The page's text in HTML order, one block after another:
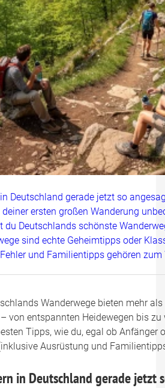
Deutschland gerade jetzt so
ersten großen Wanderung
du Deutschlands schönste
sind echte Geheimtipps oder
und Familientipps gehören zum
Wanderwege bieten mehr
von entspannten Heidewegen bis
Tipps, wie du, egal ob Anfänger
Ausrüstung und
in Deutschland gerade jetzt